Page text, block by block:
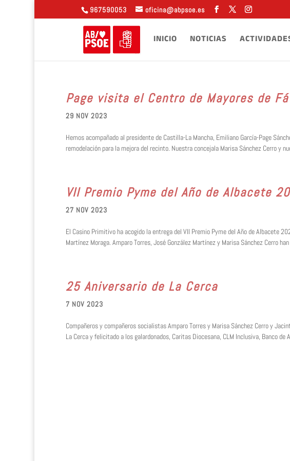
967590053 oficina@abpsoe.es
INICIO NOTICIAS
Page visita el Centro de Mayores de
29 NOV 2023
Hemos acompañado al presidente de Castilla-La Mancha, Emiliano García-Page
remodelación para la mejora del recinto. Nuestra concejala Marisa Sánchez Cerro y
VII Premio Pyme del Año de Albacete
27 NOV 2023
El Casino Primitivo ha acogido la entrega del VII Premio Pyme del Año de Albacete
Martínez Moraga. Amparo Torres, José González Martínez y Marisa Sánchez Cerro
25 Aniversario de La Cerca
7 NOV 2023
Compañeros y compañeros socialistas Amparo Torres y Marisa Sánchez Cerro y
La Cerca y felicitado a los galardonados, Caritas Diocesana, CLM Inclusiva, Banco de